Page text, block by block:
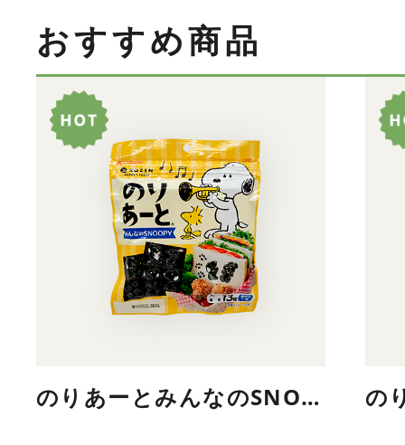
おすすめ商品
のりあーとみんなのSNOOPY の